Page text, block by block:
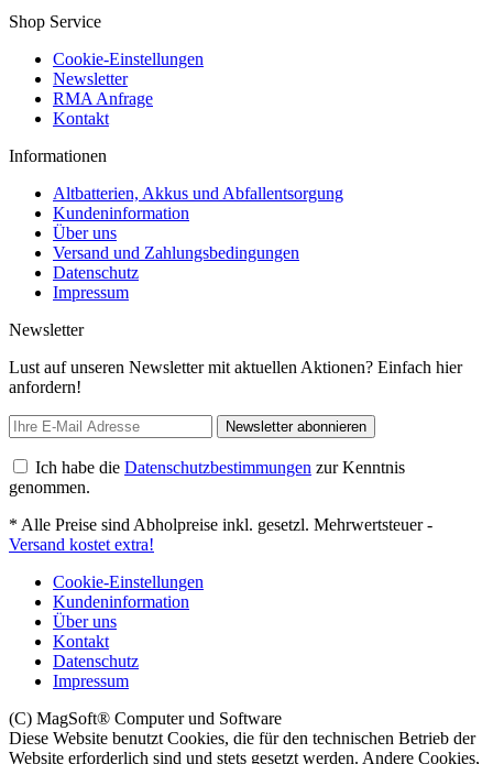
Shop Service
Cookie-Einstellungen
Newsletter
RMA Anfrage
Kontakt
Informationen
Altbatterien, Akkus und Abfallentsorgung
Kundeninformation
Über uns
Versand und Zahlungsbedingungen
Datenschutz
Impressum
Newsletter
Lust auf unseren Newsletter mit aktuellen Aktionen? Einfach hier
anfordern!
Newsletter abonnieren
Ich habe die Datenschutzbestimmungen zur Kenntnis
genommen.
* Alle Preise sind Abholpreise inkl. gesetzl. Mehrwertsteuer -
Versand kostet extra!
Cookie-Einstellungen
Kundeninformation
Über uns
Kontakt
Datenschutz
Impressum
(C) MagSoft® Computer und Software
Diese Website benutzt Cookies, die für den technischen Betrieb der
Website erforderlich sind und stets gesetzt werden. Andere Cookies,